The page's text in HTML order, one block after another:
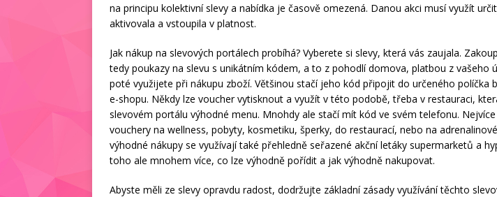
na principu kolektivní slevy a nabídka je časově omezená. Danou akci musí využít
aktivovala a vstoupila v platnost.
Jak nákup na slevových portálech probíhá? Vyberete si slevy, která vás zaujala.
tedy poukazy na slevu s unikátním kódem, a to z pohodlí domova, platbou z vašeho
poté využijete při nákupu zboží. Většinou stačí jeho kód připojit do určeného políčka
e-shopu. Někdy lze voucher vytisknout a využít v této podobě, třeba v restauraci,
slevovém portálu výhodné menu. Mnohdy ale stačí mít kód ve svém telefonu.
vouchery na wellness, pobyty, kosmetiku, šperky, do restaurací, nebo na
výhodné nákupy se využívají také přehledně seřazené akční letáky supermarketů a
toho ale mnohem více, co lze výhodně pořídit a jak výhodně nakupovat.
Abyste měli ze slevy opravdu radost, dodržujte základní zásady využívání těchto